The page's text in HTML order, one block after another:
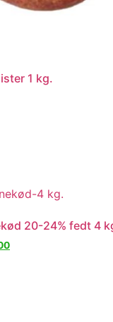
1 kg.
20-24% fedt 4